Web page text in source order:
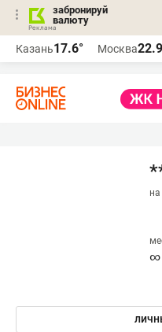
забронируй
валюту
Казань17.6° Москва
∞